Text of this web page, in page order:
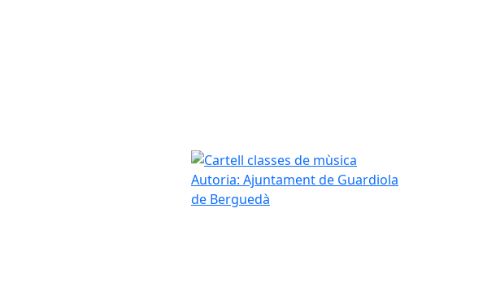
Cartell classes de mùsica
Autoria: Ajuntament de Guardiola
de Berguedà